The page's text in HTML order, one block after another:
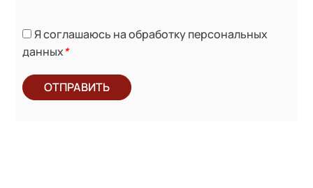
Я соглашаюсь на обработку персональных
данных*
ОТПРАВИТЬ